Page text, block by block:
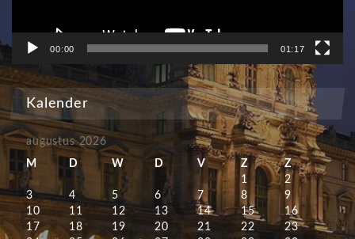
00:00 01:17
Kalender
augustus 2026
M
D W D V Z
Z
1
2
3
4 5 6 7 8
9
10
11 12 13 14 15
16
17
18 19 20 21 22
23